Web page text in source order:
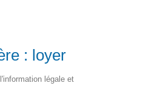
: loyer
légale et